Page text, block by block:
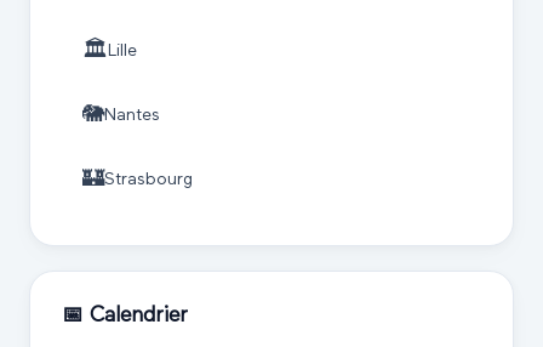
🏛️ Lille
🐘Nantes
🏰Strasbourg
📅 Calendrier